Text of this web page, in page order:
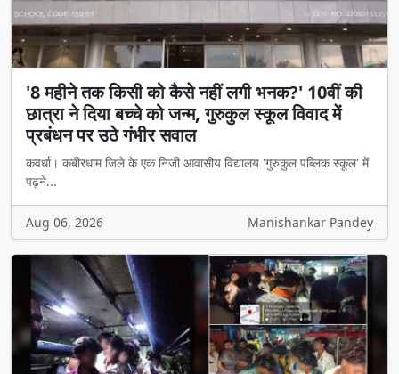
'8 महीने तक किसी को कैसे नहीं लगी भनक?' 10वीं की
छात्रा ने दिया बच्चे को जन्म, गुरुकुल स्कूल विवाद में
प्रबंधन पर उठे गंभीर सवाल
कवर्धा। कबीरधाम जिले के एक निजी आवासीय विद्यालय 'गुरुकुल पब्लिक स्कूल' में
पढ़ने...
Aug 06, 2026 Manishankar Pandey